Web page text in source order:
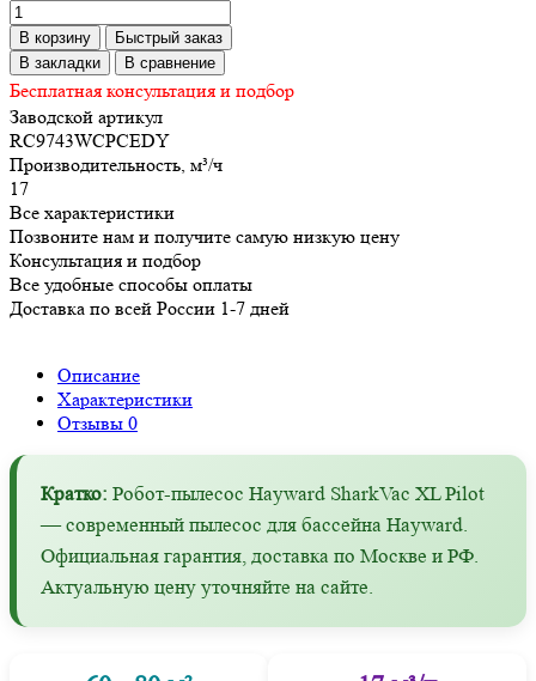
В корзину
Быстрый заказ
В закладки
В сравнение
Бесплатная консультация и подбор
Заводской артикул
RC9743WCPCEDY
Производительность, м³/ч
17
Все характеристики
Позвоните нам и получите самую низкую цену
Консультация и подбор
Все удобные способы оплаты
Доставка по всей России 1-7 дней
Описание
Характеристики
Отзывы 0
Кратко: Робот-пылесос Hayward SharkVac XL Pilot
— современный пылесос для бассейна Hayward.
Официальная гарантия, доставка по Москве и РФ.
Актуальную цену уточняйте на сайте.